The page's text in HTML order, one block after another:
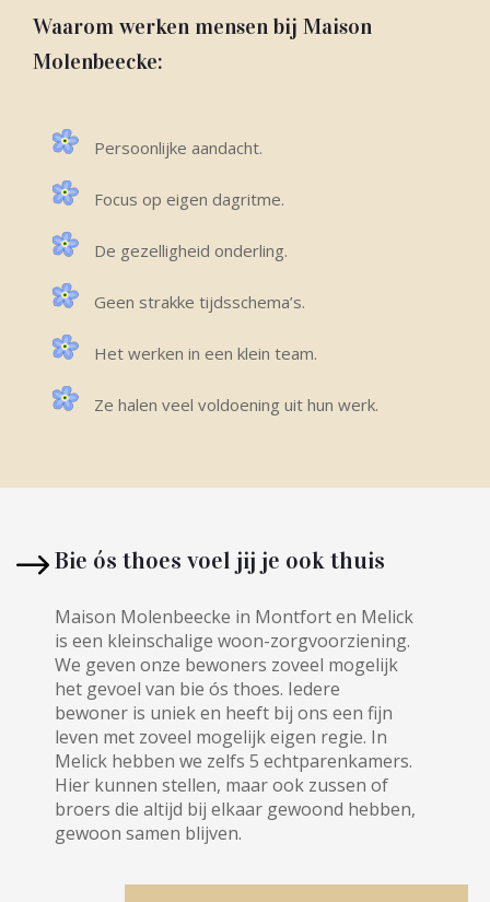
Waarom werken mensen bij Maison
Molenbeecke:
Persoonlijke aandacht.
Focus op eigen dagritme.
De gezelligheid onderling.
Geen strakke tijdsschema’s.
Het werken in een klein team.
Ze halen veel voldoening uit hun werk.
Bie ós thoes voel jij je ook thuis
Maison Molenbeecke in Montfort en Melick
is een kleinschalige woon-zorgvoorziening.
We geven onze bewoners zoveel mogelijk
het gevoel van bie ós thoes. Iedere
bewoner is uniek en heeft bij ons een fijn
leven met zoveel mogelijk eigen regie. In
Melick hebben we zelfs 5 echtparenkamers.
Hier kunnen stellen, maar ook zussen of
broers die altijd bij elkaar gewoond hebben,
gewoon samen blijven.